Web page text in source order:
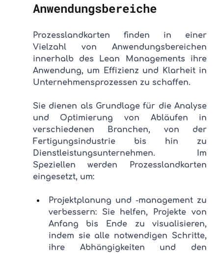
Anwendungsbereiche
Prozesslandkarten finden in einer
Vielzahl von Anwendungsbereichen
innerhalb des Lean Managements ihre
Anwendung, um Effizienz und Klarheit in
Unternehmensprozessen zu schaffen.
Sie dienen als Grundlage für die Analyse
und Optimierung von Abläufen in
verschiedenen Branchen, von der
Fertigungsindustrie bis hin zu
Dienstleistungsunternehmen. Im
Speziellen werden Prozesslandkarten
eingesetzt, um:
Projektplanung und -management zu
verbessern: Sie helfen, Projekte von
Anfang bis Ende zu visualisieren,
indem sie alle notwendigen Schritte,
ihre Abhängigkeiten und den